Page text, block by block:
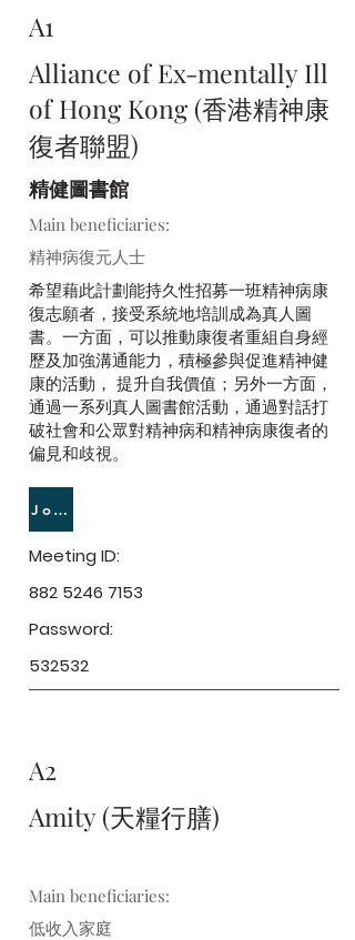
A1
Alliance of Ex-mentally Ill
of Hong Kong (香港精神康
復者聯盟)
精健圖書館
Main beneficiaries:
精神病復元人士
Join Meeting
希望藉此計劃能持久性招募一班精神病康
復志願者，接受系統地培訓成為真人圖
書。一方面，可以推動康復者重組自身經
歷及加強溝通能力，積極參與促進精神健
康的活動， 提升自我價值；另外一方面，
通過一系列真人圖書館活動，通過對話打
破社會和公眾對精神病和精神病康復者的
偏見和歧視。
Meeting ID:
882 5246 7153
Password:
532532
A2
Amity (天糧行膳)
Main beneficiaries:
低收入家庭